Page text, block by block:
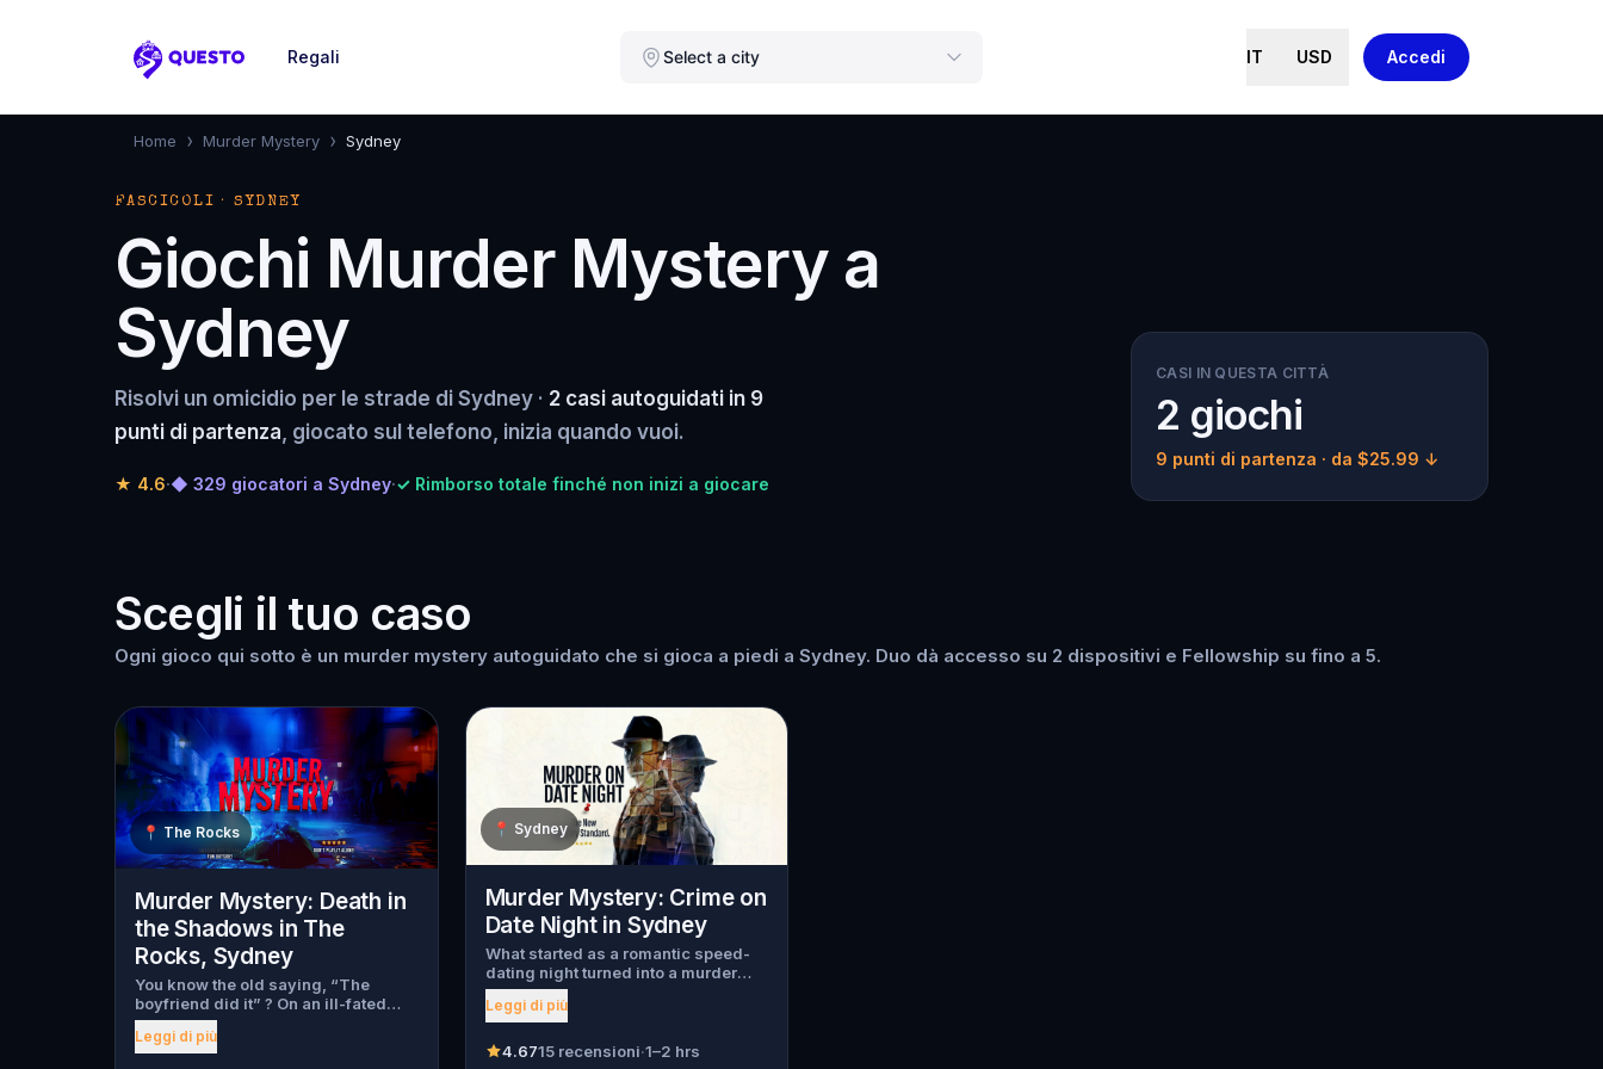
Questo
Select a city
Regali IT USD Accedi
Home › Murder Mystery › Sydney
FASCICOLI · SYDNEY
Giochi Murder Mystery a
Sydney
Risolvi un omicidio per le strade di Sydney · 2 casi autoguidati in 9
punti di partenza, giocato sul telefono, inizia quando vuoi.
★ 4.6·◆ 329 giocatori a Sydney·✓ Rimborso totale finché non inizi a giocare
CASI IN QUESTA CITTÀ
2 giochi
9 punti di partenza · da $25.99 ↓
Scegli il tuo caso
Ogni gioco qui sotto è un murder mystery autoguidato che si gioca a piedi a Sydney. Duo dà accesso su 2 dispositivi e Fellowship su fino a 5.
📍 The Rocks
Murder Mystery: Death in
the Shadows in The
Rocks, Sydney
You know the old saying, “The
boyfriend did it” ? On an ill-fated
night, love goes terribly wrong for
Bella Wanderlust and Walter Bridges
Leggi di più
📍 Sydney
Murder Mystery: Crime on
Date Night in Sydney
What started as a romantic speed-
dating night turned into a murder
mystery. Just as introductions
begin, a chilling scream tears
has been murdered , and the killer
Leggi di più
4.6715 recensioni·1–2 hrs